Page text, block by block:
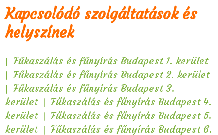
Kapcsolódó szolgáltatások és
helyszínek
| Fűkaszálás és fűnyírás Budapest 1. kerület
| Fűkaszálás és fűnyírás Budapest 2. kerület
| Fűkaszálás és fűnyírás Budapest 3.
kerület | Fűkaszálás és fűnyírás Budapest 4.
kerület | Fűkaszálás és fűnyírás Budapest 5.
kerület | Fűkaszálás és fűnyírás Budapest 6.